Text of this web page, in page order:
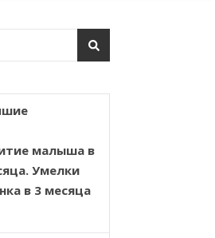
малыша в
Умелки
в 3 месяца